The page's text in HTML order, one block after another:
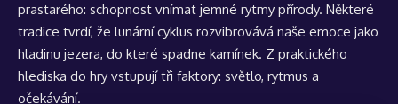
prastarého: schopnost vnímat jemné rytmy přírody. Některé
tradice tvrdí, že lunární cyklus rozvibrovává naše emoce jako
hladinu jezera, do které spadne kamínek. Z praktického
hlediska do hry vstupují tři faktory: světlo, rytmus a
očekávání.